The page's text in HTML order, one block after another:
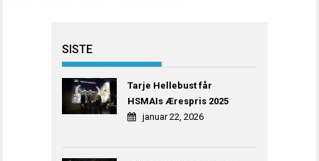
SISTE
Tarje Hellebust får
HSMAIs Ærespris 2025
januar 22, 2026